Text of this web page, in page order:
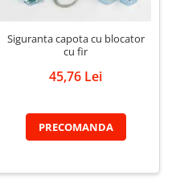
Siguranta capota cu blocator
cu fir
45,76 Lei
PRECOMANDA